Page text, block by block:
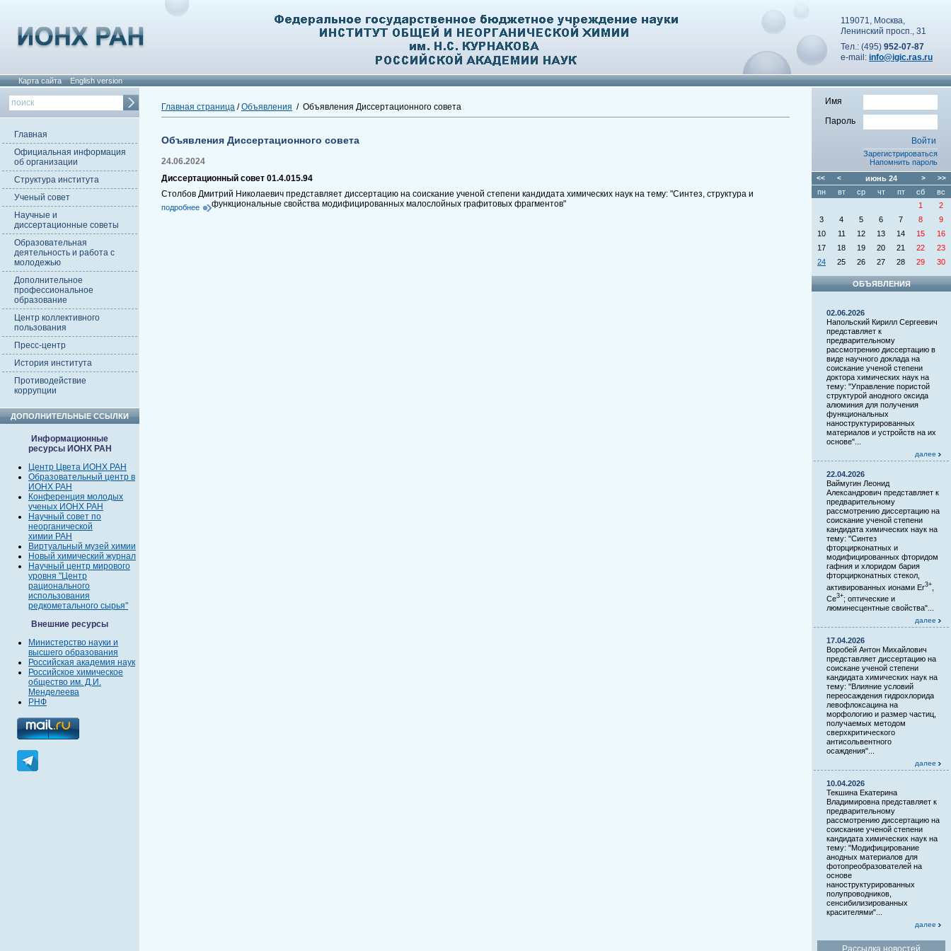
119071, Москва,
Ленинский просп., 31
Тел.: (495) 952-07-87
e-mail: info@igic.ras.ru
Карта сайта English version
Главная
Официальная информация
об организации
Структура института
Ученый совет
Научные и
диссертационные советы
Образовательная
деятельность и работа с
молодежью
Дополнительное
профессиональное
образование
Центр коллективного
пользования
Пресс-центр
История института
Противодействие
коррупции
ДОПОЛНИТЕЛЬНЫЕ ССЫЛКИ
Информационные
ресурсы ИОНХ РАН
Центр Цвета ИОНХ РАН
Образовательный центр в
ИОНХ РАН
Конференция молодых
ученых ИОНХ РАН
Научный совет по
неорганической
химии РАН
Виртуальный музей химии
Новый химический журнал
Научный центр мирового
уровня "Центр
рационального
использования
редкометального сырья"
Внешние ресурсы
Министерство науки и
высшего образования
Российская академия наук
Российское химическое
общество им. Д.И.
Менделеева
РНФ
Главная страница /Объявления / Объявления Диссертационного совета
Объявления Диссертационного совета
24.06.2024
Диссертационный совет 01.4.015.94
Столбов Дмитрий Николаевич представляет диссертацию на соискание ученой степени кандидата химических наук на тему: "Синтез, структура и
функциональные свойства модифицированных малослойных графитовых фрагментов"
подробнее
Имя
Пароль
Зарегистрироваться
Напомнить пароль
<< < июнь 24 > >>
пн вт ср чт пт сб
вс
1
2
3
4 5 6 7 8
9
10
11 12 13 14 15
16
17
18 19 20 21 22
23
24
25 26 27 28 29 30
ОБЪЯВЛЕНИЯ
02.06.2026
Напольский Кирилл Сергеевич
представляет к
предварительному
рассмотрению диссертацию в
виде научного доклада на
соискание ученой степени
доктора химических наук на
тему: "Управление пористой
структурой анодного оксида
алюминия для получения
функциональных
наноструктурированных
материалов и устройств на их
основе"...
далее
22.04.2026
Ваймугин Леонид
Александрович представляет к
предварительному
рассмотрению диссертацию на
соискание ученой степени
кандидата химических наук на
тему: "Синтез
фторцирконатных и
модифицированных фторидом
гафния и хлоридом бария
фторцирконатных стекол,
активированных ионами Er3+
Ce3+; оптические и
люминесцентные свойства"...
далее
17.04.2026
Воробей Антон Михайлович
представляет диссертацию на
соискане ученой степени
кандидата химических наук на
тему: "Влияние условий
переосаждения гидрохлорида
левофлоксацина на
морфологию и размер частиц,
получаемых методом
сверхкритического
антисольвентного
осаждения"...
далее
10.04.2026
Текшина Екатерина
Владимировна представляет к
предварительному
рассмотрению диссертацию на
соискание ученой степени
кандидата химических наук на
тему: "Модифицирование
анодных материалов для
фотопреобразователей на
основе
наноструктурированных
полупроводников,
сенсибилизированных
красителями"...
далее